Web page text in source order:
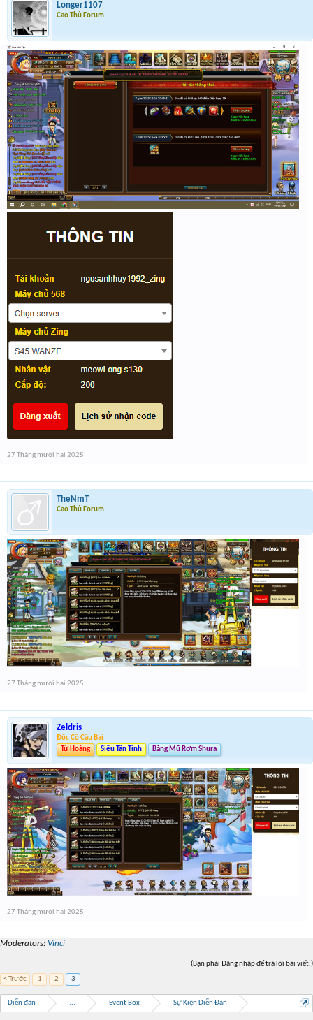
Longer1107
Cao Thủ Forum
27 Tháng mười hai 2025
TheNmT
Cao Thủ Forum
27 Tháng mười hai 2025
Zeldris
Độc Cô Cầu Bại
Tứ Hoàng
Siêu Tân Tinh Băng Mũ Rơm Shura
27 Tháng mười hai 2025
Moderators: Vinci
(Bạn phải Đăng nhập để trả lời bài viết.)
< Trước
1 2 3
Diễn đàn ... Event Box Sự Kiện Diễn Đàn